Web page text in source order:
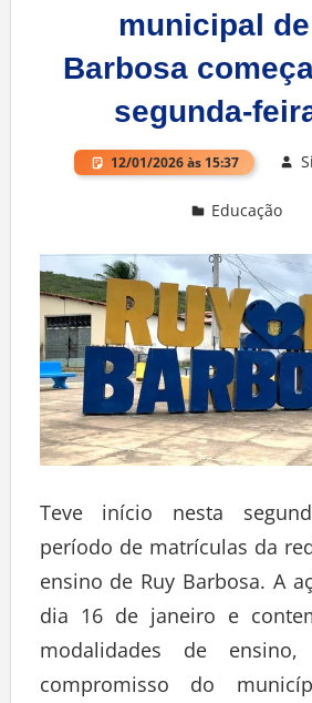
municipal
Barbosa
segunda-
12/01/2026 às 15:37
Educação
Teve início nesta
período de matrículas da
ensino de Ruy Barbosa. A
dia 16 de janeiro e
modalidades de
compromisso do